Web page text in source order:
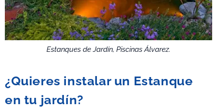
Estanques de Jardín, Piscinas Álvarez.
¿Quieres instalar un Estanque
en tu jardín?